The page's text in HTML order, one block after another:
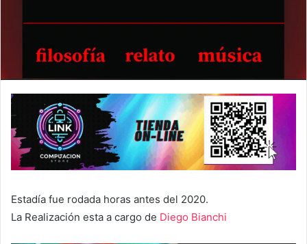
Estadía fue rodada horas antes del 2020.
La Realización esta a cargo de Diego Bianchi